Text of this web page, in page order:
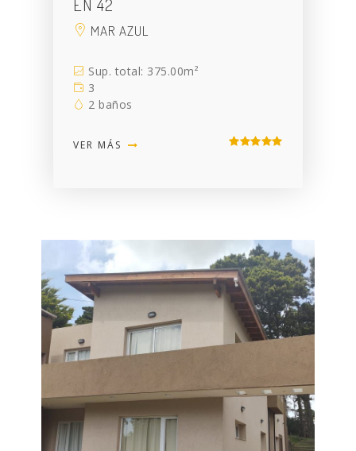
EN 42
MAR AZUL
Sup. total: 375.00m²
3
2 baños
VER MÁS